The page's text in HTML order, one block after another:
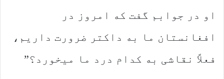
او در جوابم گفت که امروز در
افغانستان ما به داکتر ضرورت داریم،
فعلاً نقاشی به کدام درد ما میخورد؟”